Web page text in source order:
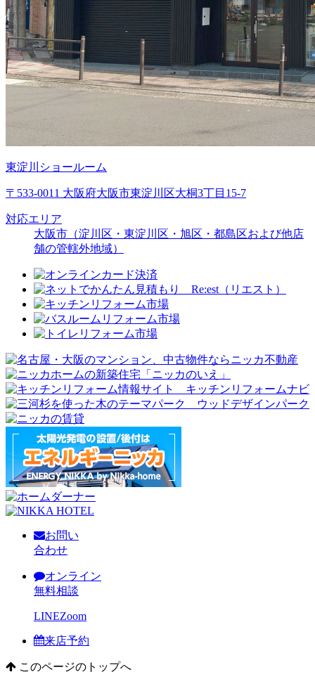
東淀川ショールーム
〒533-0011 大阪府大阪市東淀川区大桐3丁目15-7
対応エリア
大阪市（淀川区・東淀川区・旭区・都島区および他店
舗の管轄外地域）
お問い
合わせ
オンライン
無料相談
LINEZoom
来店予約
このページのトップへ